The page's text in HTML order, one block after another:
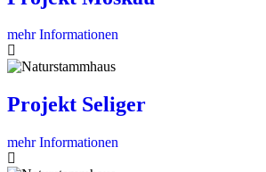
mehr Informationen
Projekt Seliger
mehr Informationen